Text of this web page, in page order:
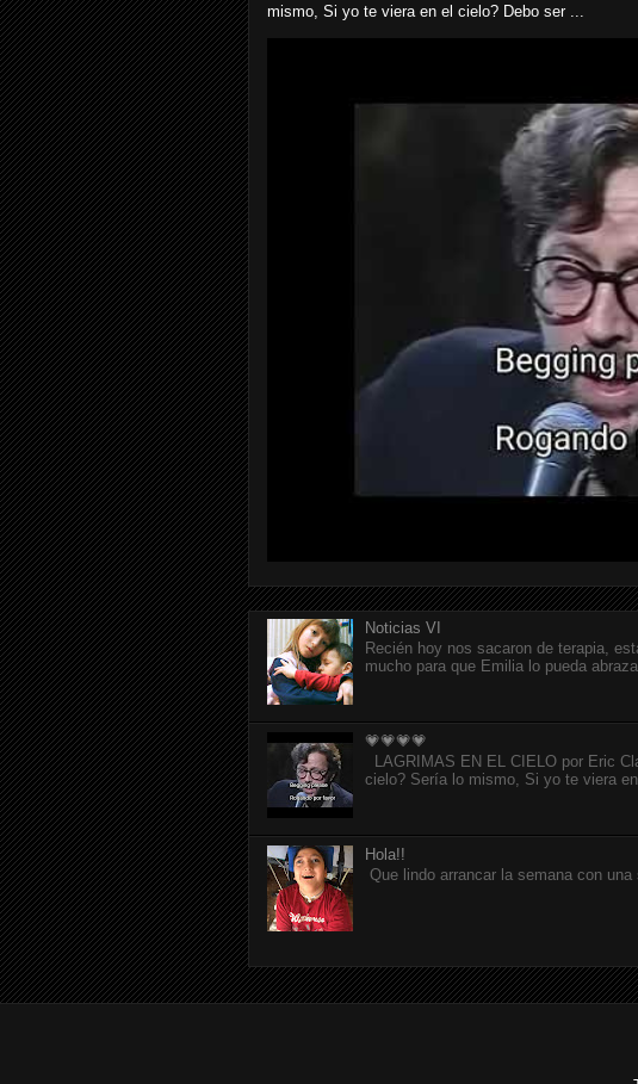
mismo, Si yo te viera en el cielo? Debo ser ...
Noticias VI
Recién hoy nos sacaron de terapia,
mucho para que Emilia lo pueda
💗💗💗💗
LAGRIMAS EN EL CIELO por Eric
cielo? Sería lo mismo, Si yo te viera
Hola!!
Que lindo arrancar la semana con